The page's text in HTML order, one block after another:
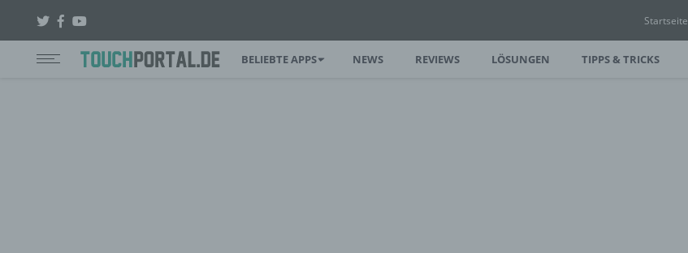
Startseite
BELIEBTE APPS NEWS REVIEWS LÖSUNGEN TIPPS & TRICKS